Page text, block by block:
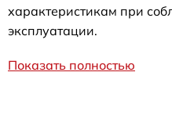
характеристикам при
эксплуатации.
Показать полностью